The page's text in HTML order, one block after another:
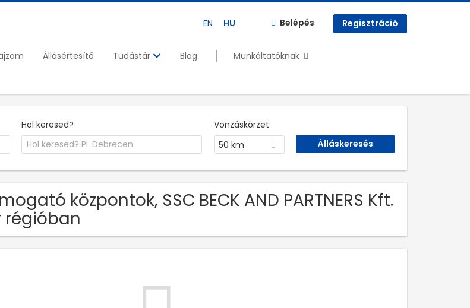
EN HU Belépés Regisztráció
Állásértesítő Tudástár Blog
Munkáltatóknak
Hol keresed?
Vonzáskörzet
50 km
központok, SSC BECK AND PARTNERS Kft.
régióban